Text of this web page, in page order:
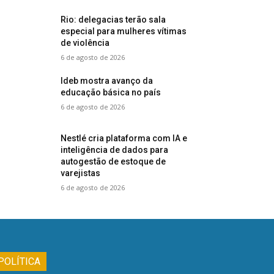
Rio: delegacias terão sala
especial para mulheres vítimas
de violência
6 de agosto de 2026
Ideb mostra avanço da
educação básica no país
6 de agosto de 2026
Nestlé cria plataforma com IA e
inteligência de dados para
autogestão de estoque de
varejistas
6 de agosto de 2026